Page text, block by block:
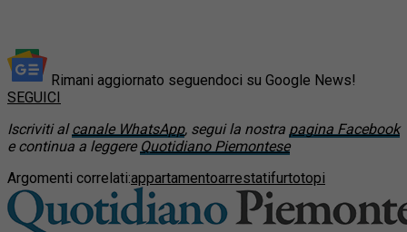
Rimani aggiornato seguendoci su Google News!
SEGUICI
Iscriviti alcanale WhatsApp, segui la nostra pagina Facebook
e continua a leggere Quotidiano Piemontese
Argomenti correlati:appartamentoarrestatifurtotopi